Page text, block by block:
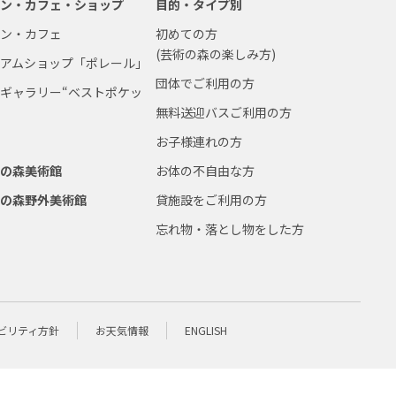
・カフェ・ショップ
・カフェ
ムショップ「ポレール」
ャラリー“ベストポケッ
森美術館
森野外美術館
目的・タイプ別
初めての方
(芸術の森の楽しみ方)
団体でご利用の方
無料送迎バスご利用の方
お子様連れの方
お体の不自由な方
貸施設をご利用の方
忘れ物・落とし物をした方
リティ方針 お天気情報 ENGLISH